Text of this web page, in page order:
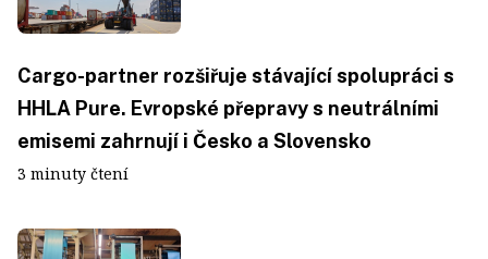
Cargo-partner rozšiřuje stávající spolupráci s
HHLA Pure. Evropské přepravy s neutrálními
emisemi zahrnují i Česko a Slovensko
3 minuty čtení